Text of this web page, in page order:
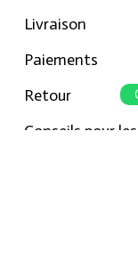
Livraison
Paiements
Retour
Conseils pour